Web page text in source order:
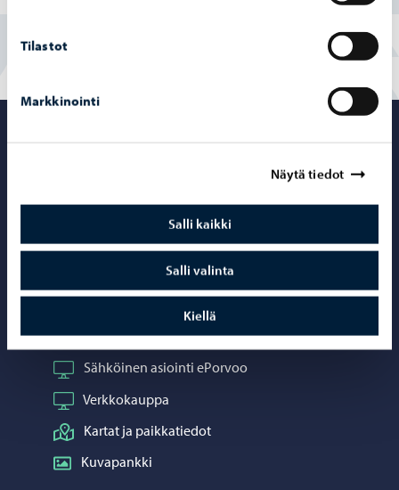
Tilastot
Markkinointi
Näytä tiedot
Salli kaikki
Salli valinta
Kiellä
Yhteystietohakemisto
Sähköinen asiointi ePorvoo
Verkkokauppa
Kartat ja paikkatiedot
Kuvapankki